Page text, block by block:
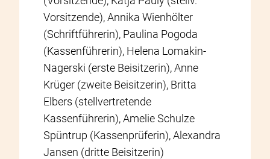
Vorsitzende), Annika Wienhölter
(Schriftführerin), Paulina Pogoda
(Kassenführerin), Helena Lomakin-
Nagerski (erste Beisitzerin), Anne
Krüger (zweite Beisitzerin), Britta
Elbers (stellvertretende
Kassenführerin), Amelie Schulze
Spüntrup (Kassenprüferin), Alexandra
Jansen (dritte Beisitzerin)